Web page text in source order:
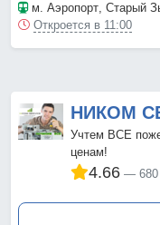
м. Аэропорт, Старый
Откроется в 11:00
НИКОМ
Учтем ВСЕ
ценам!
4.66